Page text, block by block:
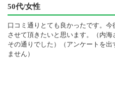
50代/女性
口コミ通りとても良かったです。
させて頂きたいと思います。（内海
その通りでした）（アンケートを
ません）